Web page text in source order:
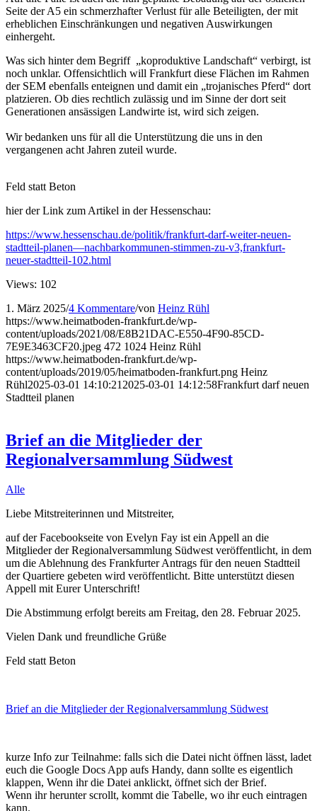
Seite der A5 ein schmerzhafter Verlust für alle Beteiligten, der mit
erheblichen Einschränkungen und negativen Auswirkungen
einhergeht.
Was sich hinter dem Begriff „koproduktive Landschaft“ verbirgt, ist
noch unklar. Offensichtlich will Frankfurt diese Flächen im Rahmen
der SEM ebenfalls enteignen und damit ein „trojanisches Pferd“ dort
platzieren. Ob dies rechtlich zulässig und im Sinne der dort seit
Generationen ansässigen Landwirte ist, wird sich zeigen.
Wir bedanken uns für all die Unterstützung die uns in den
vergangenen acht Jahren zuteil wurde.
Feld statt Beton
hier der Link zum Artikel in der Hessenschau:
https://www.hessenschau.de/politik/frankfurt-darf-weiter-neuen-
stadtteil-planen—nachbarkommunen-stimmen-zu-v3,frankfurt-
neuer-stadtteil-102.html
Views: 102
1. März 2025/4 Kommentare/von Heinz Rühl
https://www.heimatboden-frankfurt.de/wp-
content/uploads/2021/08/E8B21DAC-E550-4F90-85CD-
7E9E3463CF20.jpeg 472 1024 Heinz Rühl
https://www.heimatboden-frankfurt.de/wp-
content/uploads/2019/05/heimatboden-frankfurt.png Heinz
Rühl2025-03-01 14:10:21 2025-03-01 14:12:58Frankfurt darf neuen
Stadtteil planen
Brief an die Mitglieder der
Regionalversammlung Südwest
Alle
Liebe Mitstreiterinnen und Mitstreiter,
auf der Facebookseite von Evelyn Fay ist ein Appell an die
Mitglieder der Regionalversammlung Südwest veröffentlicht, in dem
um die Ablehnung des Frankfurter Antrags für den neuen Stadtteil
der Quartiere gebeten wird veröffentlicht. Bitte unterstützt diesen
Appell mit Eurer Unterschrift!
Die Abstimmung erfolgt bereits am Freitag, den 28. Februar 2025.
Vielen Dank und freundliche Grüße
Feld statt Beton
Brief an die Mitglieder der Regionalversammlung Südwest
kurze Info zur Teilnahme: falls sich die Datei nicht öffnen lässt, ladet
euch die Google Docs App aufs Handy, dann sollte es eigentlich
klappen, Wenn ihr die Datei anklickt, öffnet sich der Brief.
Wenn ihr herunter scrollt, kommt die Tabelle, wo ihr euch eintragen
kann.